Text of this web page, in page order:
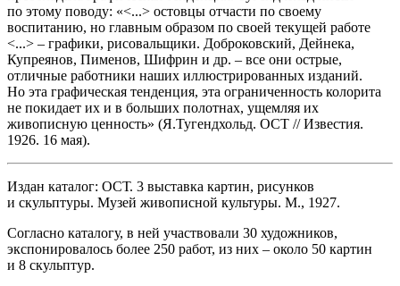
по этому поводу: «<...> остовцы отчасти по своему
воспитанию, но главным образом по своей текущей работе
<...> – графики, рисовальщики. Доброковский, Дейнека,
Купреянов, Пименов, Шифрин и др. – все они острые,
отличные работники наших иллюстрированных изданий.
Но эта графическая тенденция, эта ограниченность колорита
не покидает их и в больших полотнах, ущемляя их
живописную ценность» (Я.Тугендхольд. ОСТ // Известия.
1926. 16 мая).
Издан каталог: ОСТ. 3 выставка картин, рисунков
и скульптуры. Музей живописной культуры. М., 1927.
Согласно каталогу, в ней участвовали 30 художников,
экспонировалось более 250 работ, из них – около 50 картин
и 8 скульптур.